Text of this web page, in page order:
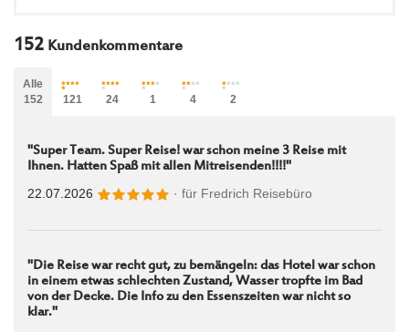
152 Kundenkommentare
Alle
152
121 24 1 4 2
"Super Team. Super Reise! war schon meine 3 Reise mit
Ihnen. Hatten Spaß mit allen Mitreisenden!!!!"
22.07.2026 · für Fredrich Reisebüro
"Die Reise war recht gut, zu bemängeln: das Hotel war schon
in einem etwas schlechten Zustand, Wasser tropfte im Bad
von der Decke. Die Info zu den Essenszeiten war nicht so
klar."